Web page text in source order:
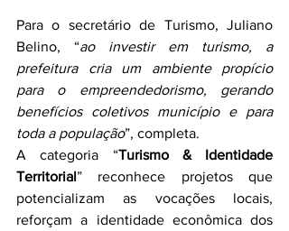
Para o secretário de Turismo, Juliano
Belino, “ao investir em turismo, a
prefeitura cria um ambiente propício
para o empreendedorismo, gerando
benefícios coletivos município e para
toda a população”, completa.
A categoria “Turismo & Identidade
Territorial” reconhece projetos que
potencializam as vocações locais,
reforçam a identidade econômica dos